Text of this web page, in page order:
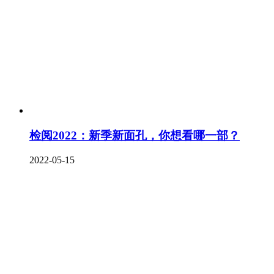
检阅2022：新季新面孔，你想看哪一部？
2022-05-15